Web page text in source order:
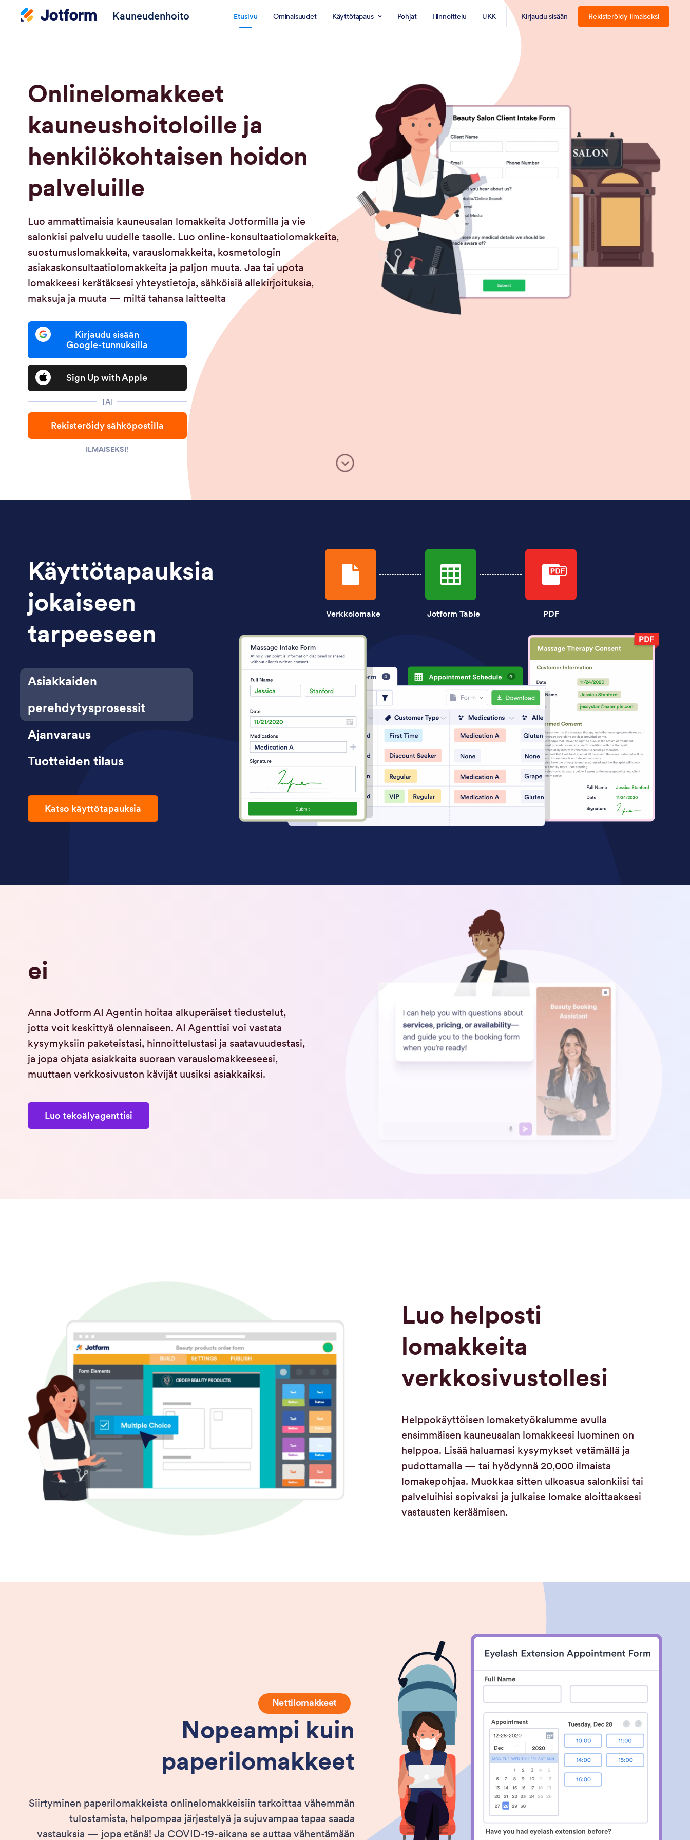
Kauneudenhoito Etusivu Ominaisuudet Käyttötapaus Pohjat Hinnoittelu UKK Kirjaudu sisään Rekisteröidy ilmaiseksi
Onlinelomakkeet
kauneushoitoloille ja
henkilökohtaisen hoidon
palveluille
Luo ammattimaisia kauneusalan lomakkeita Jotformilla ja vie
salonkisi palvelu uudelle tasolle. Luo online-konsultaatiolomakkeita,
suostumuslomakkeita, varauslomakkeita, kosmetologin
asiakaskonsultaatiolomakkeita ja paljon muuta. Jaa tai upota
lomakkeesi kerätäksesi yhteystietoja, sähköisiä allekirjoituksia,
maksuja ja muuta — miltä tahansa laitteelta
Kirjaudu sisään
Google-tunnuksilla
Sign Up with Apple
TAI
Rekisteröidy sähköpostilla
ILMAISEKSI!
Verkkolomake Jotform Table PDF
Käyttötapauksia
jokaiseen
tarpeeseen
Asiakkaiden
perehdytysprosessit
Ajanvaraus
Tuotteiden tilaus
Katso käyttötapauksia
ei
Anna Jotform AI Agentin hoitaa alkuperäiset tiedustelut,
jotta voit keskittyä olennaiseen. AI Agenttisi voi vastata
kysymyksiin paketeistasi, hinnoittelustasi ja saatavuudestasi,
ja jopa ohjata asiakkaita suoraan varauslomakkeeseesi,
muuttaen verkkosivuston kävijät uusiksi asiakkaiksi.
Luo tekoälyagenttisi
Luo helposti
lomakkeita
verkkosivustollesi
Helppokäyttöisen lomaketyökalumme avulla
ensimmäisen kauneusalan lomakkeesi luominen on
helppoa. Lisää haluamasi kysymykset vetämällä ja
pudottamalla — tai hyödynnä 20,000 ilmaista
lomakepohjaa. Muokkaa sitten ulkoasua salonkiisi tai
palveluihisi sopivaksi ja julkaise lomake aloittaaksesi
vastausten keräämisen.
Nettilomakkeet
Nopeampi kuin
paperilomakkeet
Siirtyminen paperilomakkeista onlinelomakkeisiin tarkoittaa vähemmän
tulostamista, helpompaa järjestelyä ja sujuvampaa tapaa saada
vastauksia — jopa etänä! Ja COVID-19-aikana se auttaa vähentämään